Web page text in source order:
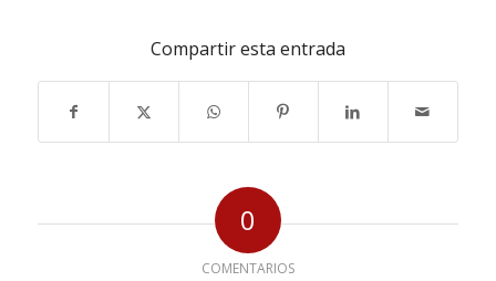
Compartir esta entrada
0
COMENTARIOS